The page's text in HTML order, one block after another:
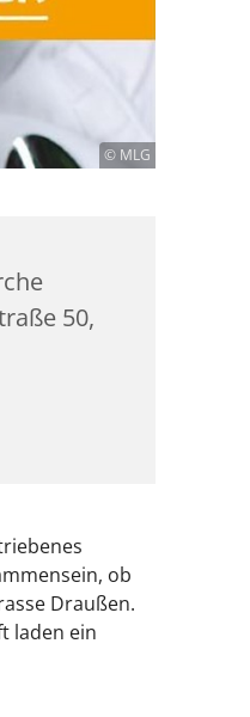
© MLG
50,
ob
Draußen.
laden ein